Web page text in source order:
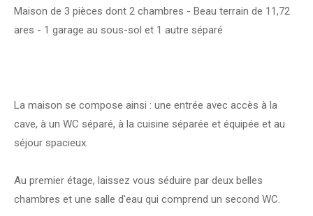
Maison de 3 pièces dont 2 chambres - Beau terrain de 11,72
ares - 1 garage au sous-sol et 1 autre séparé
La maison se compose ainsi : une entrée avec accès à la
cave, à un WC séparé, à la cuisine séparée et équipée et au
séjour spacieux.
Au premier étage, laissez vous séduire par deux belles
chambres et une salle d'eau qui comprend un second WC.